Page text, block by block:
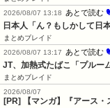
2026/08/07 13:18
あとで読む
日本人「ん？もしかして日
まとめブレイド
2026/08/07 13:17
あとで読む
JT、加熱式たばこ「プルー
まとめブレイド
2026/08/07
[PR] 【マンガ】『アース・